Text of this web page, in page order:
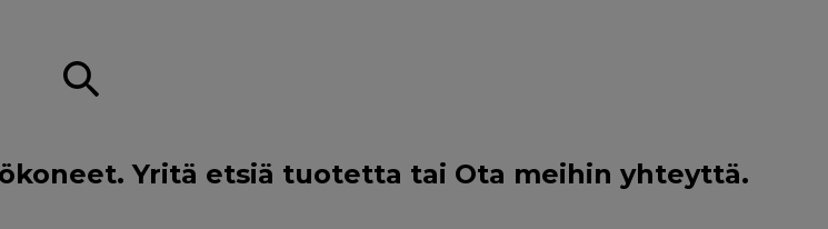
Yritä etsiä tuotetta tai Ota meihin yhteyttä.